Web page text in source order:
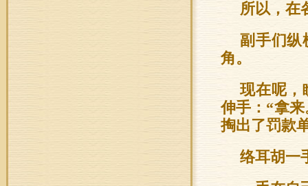
所以，在
副手们纵
角。
现在呢，
伸手：“拿
掏出了罚款
络耳胡一